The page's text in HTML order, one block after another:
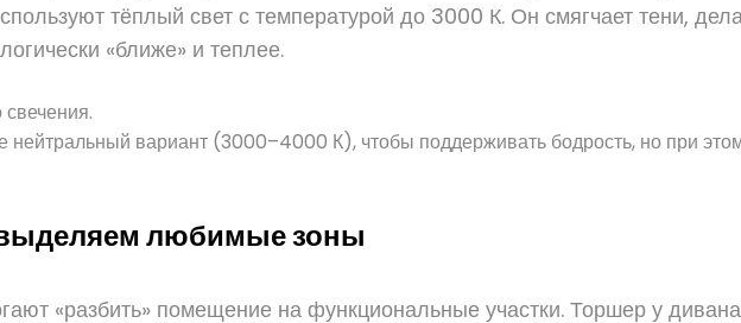
тёплый свет с температурой до 3000 К. Он смягчает тени,
«ближе» и теплее.
нейтральный вариант (3000–4000 К), чтобы поддерживать бодрость, но при
любимые зоны
«разбить» помещение на функциональные участки. Торшер у